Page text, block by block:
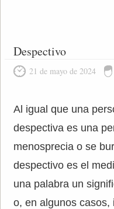
Despectivo
21 de mayo de 2024
Al igual que una
despectiva es una
menosprecia o se
despectivo es el
una palabra un
o, en algunos casos,